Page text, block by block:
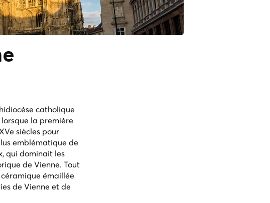
catholique
la première
siècles pour
emblématique de
qui dominait les
de Vienne. Tout
émaillée
de Vienne et de